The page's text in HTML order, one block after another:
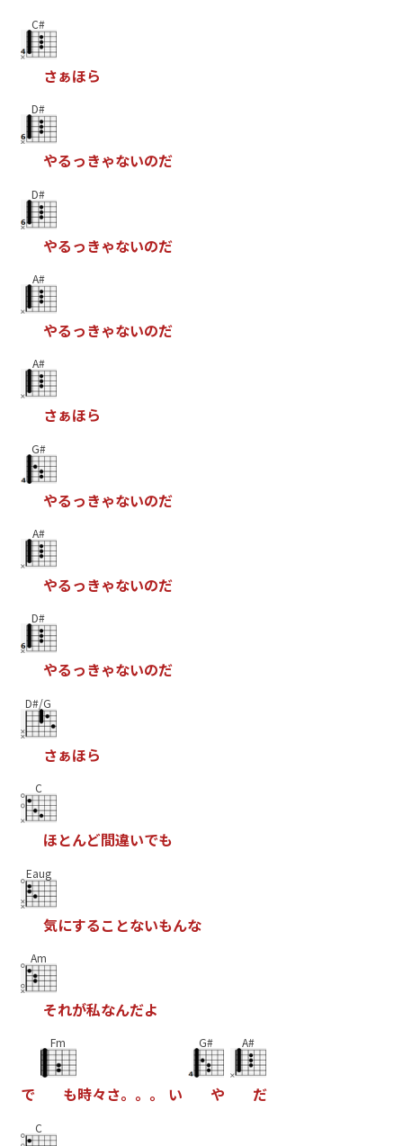
C#
さぁほら
D#
やるっきゃないのだ
D#
やるっきゃないのだ
A#
やるっきゃないのだ
A#
さぁほら
G#
やるっきゃないのだ
A#
やるっきゃないのだ
D#
やるっきゃないのだ
D#/G
さぁほら
C
ほとんど間違いでも
Eaug
気にするこ とないもんな
Am
それが私なんだよ
で
Fm
も時々さ。 。 。 い
G#
や
A#
だ
C